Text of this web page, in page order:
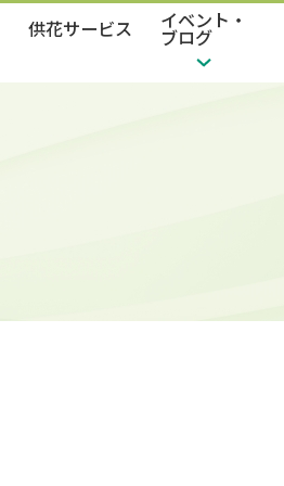
供花サービス イベント・
ブログ